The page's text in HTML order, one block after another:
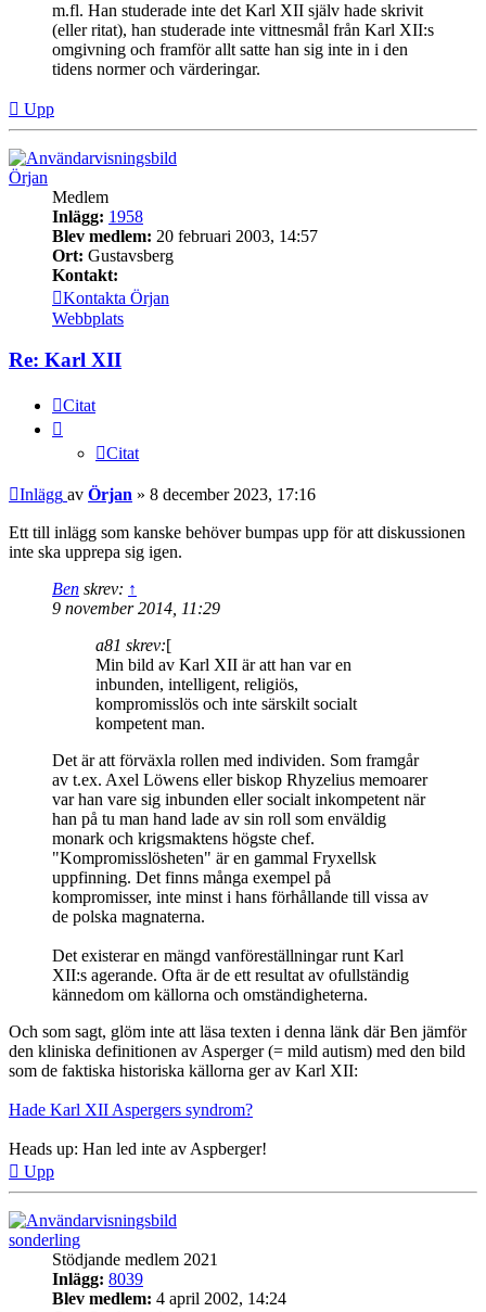
m.fl. Han studerade inte det Karl XII själv hade skrivit
(eller ritat), han studerade inte vittnesmål från Karl XII:s
omgivning och framför allt satte han sig inte in i den
tidens normer och värderingar.
Upp
Örjan
Medlem
Inlägg: 1958
Blev medlem: 20 februari 2003, 14:57
Ort: Gustavsberg
Kontakt:
Kontakta Örjan
Webbplats
Re: Karl XII
Citat
Citat
Inlägg av Örjan » 8 december 2023, 17:16
Ett till inlägg som kanske behöver bumpas upp för att diskussionen
inte ska upprepa sig igen.
Ben skrev: ↑
9 november 2014, 11:29
a81 skrev:[
Min bild av Karl XII är att han var en
inbunden, intelligent, religiös,
kompromisslös och inte särskilt socialt
kompetent man.
Det är att förväxla rollen med individen. Som framgår
av t.ex. Axel Löwens eller biskop Rhyzelius memoarer
var han vare sig inbunden eller socialt inkompetent när
han på tu man hand lade av sin roll som enväldig
monark och krigsmaktens högste chef.
"Kompromisslösheten" är en gammal Fryxellsk
uppfinning. Det finns många exempel på
kompromisser, inte minst i hans förhållande till vissa av
de polska magnaterna.
Det existerar en mängd vanföreställningar runt Karl
XII:s agerande. Ofta är de ett resultat av ofullständig
kännedom om källorna och omständigheterna.
Och som sagt, glöm inte att läsa texten i denna länk där Ben jämför
den kliniska definitionen av Asperger (= mild autism) med den bild
som de faktiska historiska källorna ger av Karl XII:
Hade Karl XII Aspergers syndrom?
Heads up: Han led inte av Aspberger!
Upp
sonderling
Stödjande medlem 2021
Inlägg: 8039
Blev medlem: 4 april 2002, 14:24